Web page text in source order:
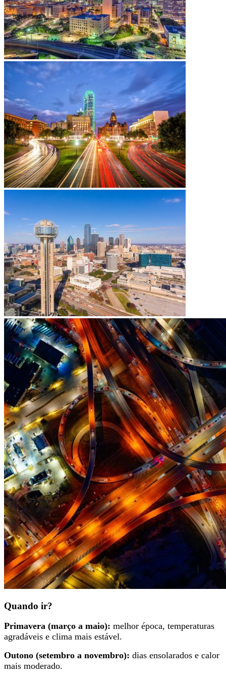
Quando ir?
Primavera (março a maio): melhor época, temperaturas
agradáveis e clima mais estável.
Outono (setembro a novembro): dias ensolarados e calor
mais moderado.